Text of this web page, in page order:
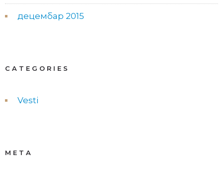
децембар 2015
CATEGORIES
Vesti
META